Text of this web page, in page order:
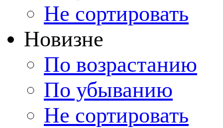
Не сортировать
Новизне
По возрастанию
По убыванию
Не сортировать